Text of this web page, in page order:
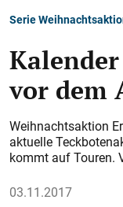
Serie
vor dem
Weihnachtsaktion
aktuelle
kommt auf Touren.
03.11.2017